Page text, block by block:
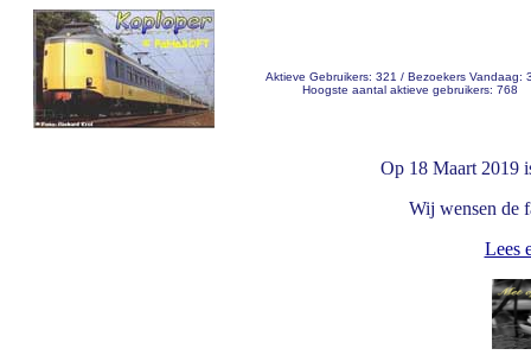
Aktieve Gebruikers: 321 / Bezoekers Vandaag:
Hoogste aantal aktieve gebruikers: 768
Op 18 Maart 2019
Wij wensen de
Lees